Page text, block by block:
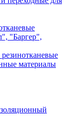
"Баргер",
материалы